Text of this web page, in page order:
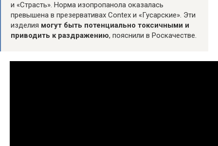
и «Страсть». Норма изопропанола оказалась
превышена в презервативах Contex и «Гусарские». Эти
изделия могут быть потенциально токсичными и
приводить к раздражению, пояснили в Роскачестве.